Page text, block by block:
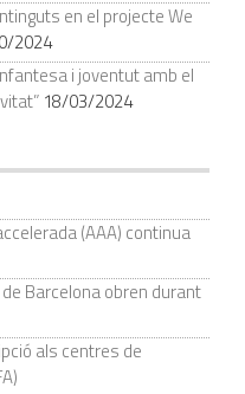
en el projecte We
2024
i joventut amb el
18/03/2024
(AAA) continua
Barcelona obren durant
als centres de